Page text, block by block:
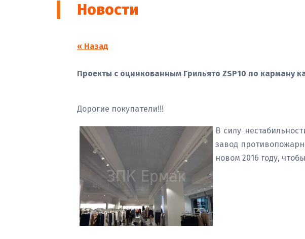
Новости
« Назад
Проекты с оцинкованным Грильято ZSP10 по карману
Дорогие покупатели!!!
В силу
завод
новом 2016 году,